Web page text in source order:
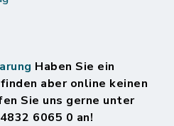
Haben Sie ein
aber online keinen
Sie uns gerne unter
6065 0 an!